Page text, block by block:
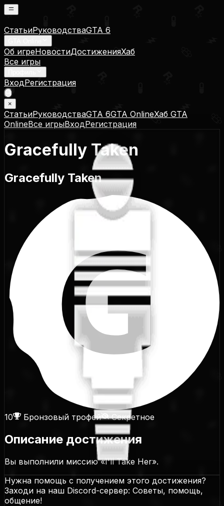
СтатьиРуководстваGTA 6
Об игреНовостиДостиженияХаб
Все игры
ВходРегистрация
×
СтатьиРуководстваGTA 6GTA OnlineХаб GTA
OnlineВсе игрыВходРегистрация
Gracefully Taken
Gracefully Taken
10 Бронзовый трофей Секретное
Описание достижения
Вы выполнили миссию «I'll Take Her».
Нужна помощь с получением этого достижения?
Заходи на наш Discord-сервер: Советы, помощь,
общение!